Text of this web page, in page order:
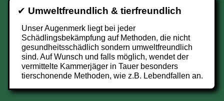
✔ Umweltfreundlich & tierfreundlich
Unser Augenmerk liegt bei jeder
Schädlingsbekämpfung auf Methoden, die nicht
gesundheitsschädlich sondern umweltfreundlich
sind. Auf Wunsch und falls möglich, wendet der
vermittelte Kammerjäger in Tauer besonders
tierschonende Methoden, wie z.B. Lebendfallen an.